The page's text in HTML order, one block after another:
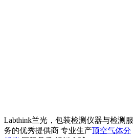
Labthink兰光，包装检测仪器与检测服
务的优秀提供商 专业生产顶空气体分